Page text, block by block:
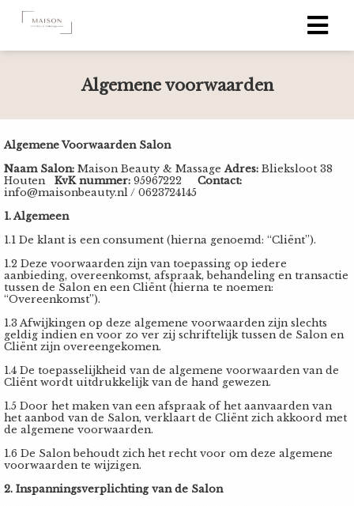
Algemene voorwaarden
Algemene Voorwaarden Salon
Naam Salon: Maison Beauty & Massage Adres: Blieksloot 38
Houten KvK nummer: 95967222 Contact:
info@maisonbeauty.nl / 0623724145
1. Algemeen
1.1 De klant is een consument (hierna genoemd: “Cliënt”).
1.2 Deze voorwaarden zijn van toepassing op iedere
aanbieding, overeenkomst, afspraak, behandeling en transactie
tussen de Salon en een Cliënt (hierna te noemen:
“Overeenkomst”).
1.3 Afwijkingen op deze algemene voorwaarden zijn slechts
geldig indien en voor zo ver zij schriftelijk tussen de Salon en
Cliënt zijn overeengekomen.
1.4 De toepasselijkheid van de algemene voorwaarden van de
Cliënt wordt uitdrukkelijk van de hand gewezen.
1.5 Door het maken van een afspraak of het aanvaarden van
het aanbod van de Salon, verklaart de Cliënt zich akkoord met
de algemene voorwaarden.
1.6 De Salon behoudt zich het recht voor om deze algemene
voorwaarden te wijzigen.
2. Inspanningsverplichting van de Salon
om
te
Ze
gebruikt
deze
niet
om